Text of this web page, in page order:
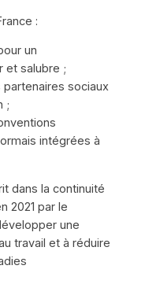
:
un
et salubre ;
sociaux
;
intégrées à
dans la continuité
2021 par le
une
travail et à réduire